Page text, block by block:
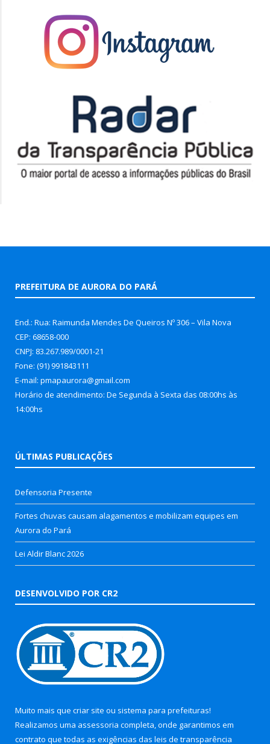
PREFEITURA DE AURORA DO PARÁ
End.: Rua: Raimunda Mendes De Queiros Nº 306 – Vila Nova
CEP: 68658-000
CNPJ: 83.267.989/0001-21
Fone: (91) 991843111
E-mail: pmapaurora@gmail.com
Horário de atendimento: De Segunda à Sexta das 08:00hs às
14:00hs
ÚLTIMAS PUBLICAÇÕES
Defensoria Presente
Fortes chuvas causam alagamentos e mobilizam equipes em
Aurora do Pará
Lei Aldir Blanc 2026
DESENVOLVIDO POR CR2
Muito mais que criar site ou sistema para prefeituras!
Realizamos uma assessoria completa, onde garantimos em
contrato que todas as exigências das leis de transparência